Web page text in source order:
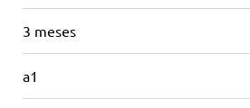
3 meses
a1